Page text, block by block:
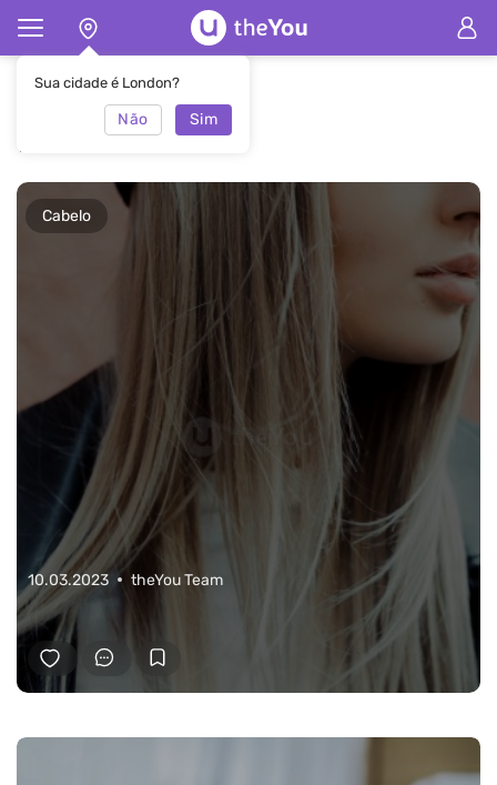
Sua cidade é London?
Não Sim
Principal Revista Dicas
Dicas
Cabelo
10.03.2023 theYou Team